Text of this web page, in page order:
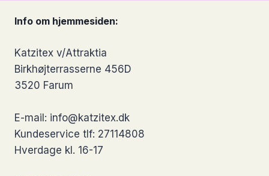
flere
Mulighederne
kan
vælges
varesiden
Info om hjemmesiden:
Katzitex v/Attraktia
Birkhøjterrasserne 456D
3520 Farum
E-mail: info@katzitex.dk
Kundeservice tlf: 27114808
Hverdage kl. 16-17